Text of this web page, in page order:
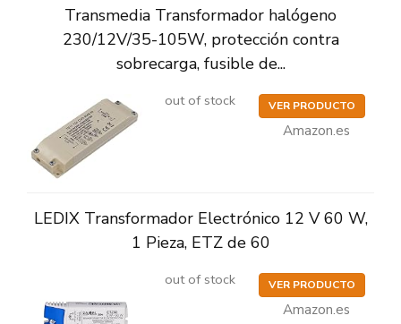
Transmedia Transformador halógeno
230/12V/35-105W, protección contra
sobrecarga, fusible de...
out of stock VER PRODUCTO
Amazon.es
LEDIX Transformador Electrónico 12 V 60 W,
1 Pieza, ETZ de 60
out of stock VER PRODUCTO
Amazon.es